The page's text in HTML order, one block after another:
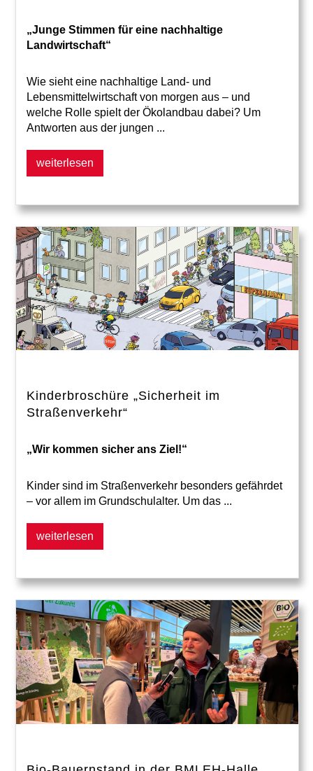
„Junge Stimmen für eine nachhaltige
Landwirtschaft“
Wie sieht eine nachhaltige Land- und
Lebensmittelwirtschaft von morgen aus – und
welche Rolle spielt der Ökolandbau dabei? Um
Antworten aus der jungen ...
weiterlesen
Kinderbroschüre „Sicherheit im
Straßenverkehr“
„Wir kommen sicher ans Ziel!“
Kinder sind im Straßenverkehr besonders gefährdet
– vor allem im Grundschulalter. Um das ...
weiterlesen